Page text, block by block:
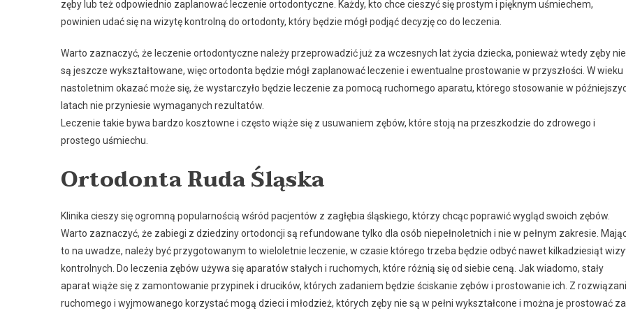
zęby lub też odpowiednio zaplanować leczenie ortodontyczne. Każdy, kto chce cieszyć się prostym i pięknym uśmiechem,
powinien udać się na wizytę kontrolną do ortodonty, który będzie mógł podjąć decyzję co do leczenia.
Warto zaznaczyć, że leczenie ortodontyczne należy przeprowadzić już za wczesnych lat życia dziecka, ponieważ wtedy zęby nie
są jeszcze wykształtowane, więc ortodonta będzie mógł zaplanować leczenie i ewentualne prostowanie w przyszłości. W wieku
nastoletnim okazać może się, że wystarczyło będzie leczenie za pomocą ruchomego aparatu, którego stosowanie w
latach nie przyniesie wymaganych rezultatów.
Leczenie takie bywa bardzo kosztowne i często wiąże się z usuwaniem zębów, które stoją na przeszkodzie do zdrowego i
prostego uśmiechu.
Ortodonta Ruda Śląska
Klinika cieszy się ogromną popularnością wśród pacjentów z zagłębia śląskiego, którzy chcąc poprawić wygląd swoich zębów.
Warto zaznaczyć, że zabiegi z dziedziny ortodoncji są refundowane tylko dla osób niepełnoletnich i nie w pełnym zakresie.
to na uwadze, należy być przygotowanym to wieloletnie leczenie, w czasie którego trzeba będzie odbyć nawet kilkadziesiąt
kontrolnych. Do leczenia zębów używa się aparatów stałych i ruchomych, które różnią się od siebie ceną. Jak wiadomo, stały
aparat wiąże się z zamontowanie przypinek i drucików, których zadaniem będzie ściskanie zębów i prostowanie ich. Z
ruchomego i wyjmowanego korzystać mogą dzieci i młodzież, których zęby nie są w pełni wykształcone i można je prostować za